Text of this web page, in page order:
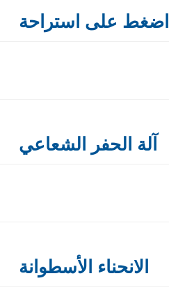
اضغط على استراحة
آلة الحفر الشعاعي
الانحناء الأسطوانة